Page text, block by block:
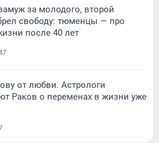
за молодого, второй
свободу: тюменцы — про
после 40 лет
от любви. Астрологи
Раков о переменах в жизни уже